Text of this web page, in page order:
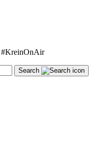
#KreinOnAir
Search